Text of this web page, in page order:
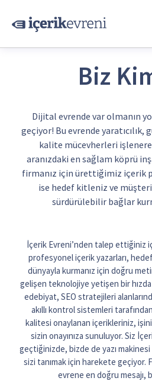
Biz
Dijital evrende var olmanın
geçiyor! Bu evrende
kalite mücevherleri
aranızdaki en sağlam köprü
firmanız için ürettiğimiz içerik
ise hedef kitleniz ve
sürdürülebilir bağlar
İçerik Evreni’nden talep ettiğiniz
profesyonel içerik yazarları,
dünyayla kurmanız için doğru
gelişen teknolojiye yetişen bir
edebiyat, SEO stratejileri
akıllı kontrol sistemleri
kalitesi onaylanan içerikleriniz, işini
sizin onayınıza sunuluyor. Siz
geçtiğinizde, bizde de yazı makinesi
sizi tanımak için harekete geçiyor.
evrene en doğru mesajı,